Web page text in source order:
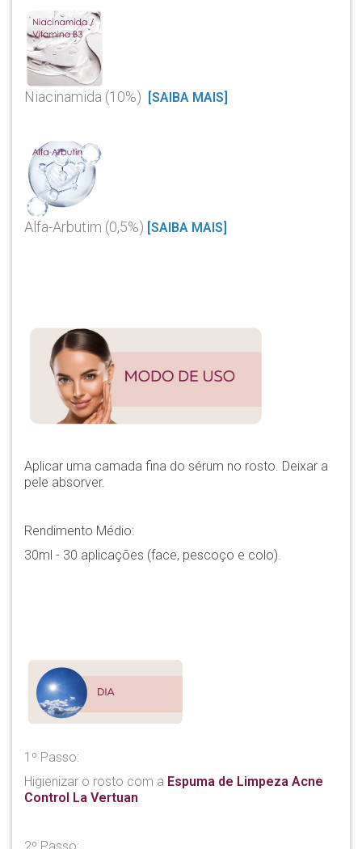
Niacinamida (10%) [SAIBA MAIS]
Alfa-Arbutim (0,5%) [SAIBA MAIS]
Aplicar uma camada fina do sérum no rosto. Deixar a
pele absorver.
Rendimento Médio:
30ml - 30 aplicações (face, pescoço e colo).
1º Passo:
Higienizar o rosto com a Espuma de Limpeza Acne
Control La Vertuan